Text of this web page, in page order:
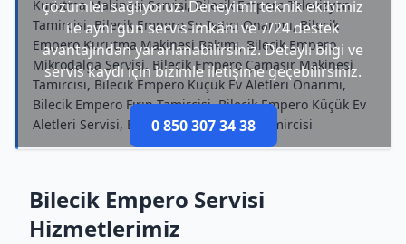
çözümler sağlıyoruz. Deneyimli teknik ekibimiz
ile aynı gün servis imkânı ve 7/24 destek
avantajından yararlanabilirsiniz. Detaylı bilgi ve
servis kaydı için bizimle iletişime geçebilirsiniz.
0 850 307 34 38
Kurutma Makinesi Servisi, Bilecik Empero Televizyon
Tamircisi, Bilecik Empero Su Isıtıcı Onarımı, Bilecik
Empero Kurutma Makinesi Bakımı, Bilecik Empero
Mikrodalga Servisi, Bilecik Empero Çamaşır Makinesi
Tamircisi, Bilecik Empero Küçük Ev Aletleri Onarımı,
Bilecik Empero Fırın Tamircisi, Bilecik Empero Küçük Ev
Aletleri Servisi, Bilecik Empero Klima Tamircisi
Bilecik Empero Servisi
Hizmetlerimiz